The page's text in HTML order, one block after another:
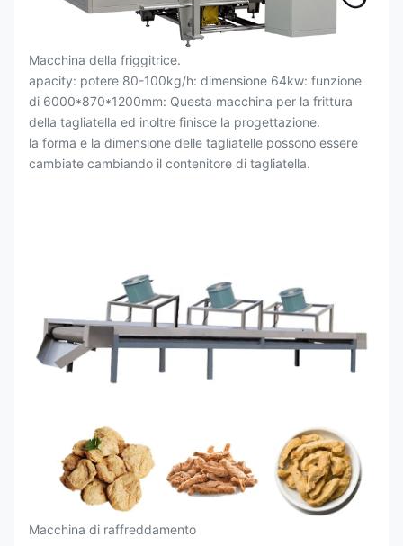
Macchina della friggitrice.
apacity: potere 80-100kg/h: dimensione 64kw: funzione
di 6000*870*1200mm: Questa macchina per la frittura
della tagliatella ed inoltre finisce la progettazione.
la forma e la dimensione delle tagliatelle possono essere
cambiate cambiando il contenitore di tagliatella.
Macchina di raffreddamento